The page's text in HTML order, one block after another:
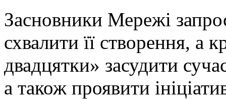
Засновники Мережі
схвалити її створення, а
двадцятки» засудити
а також проявити